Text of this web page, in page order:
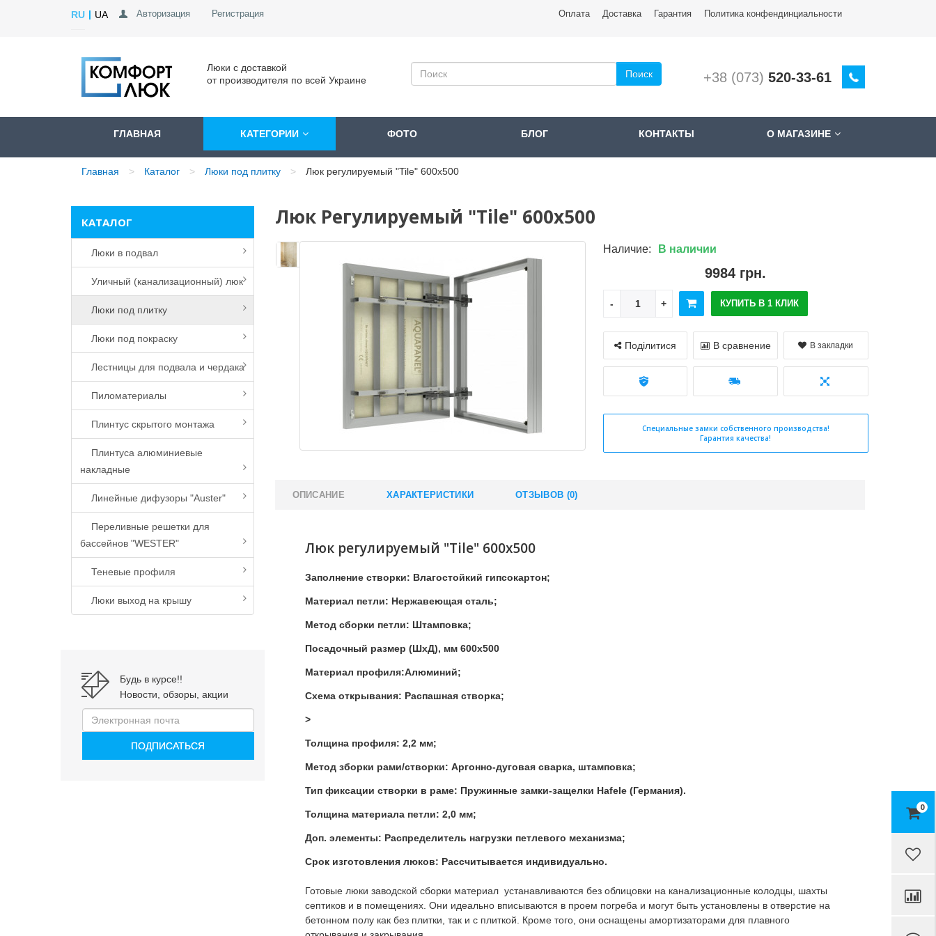
RU UA Авторизация Регистрация Оплата Доставка Гарантия Политика конфендинциальности
Люки с доставкой
от производителя по всей Украине
Поиск +38 (073) 520-33-61
ГЛАВНАЯ КАТЕГОРИИ ФОТО БЛОГ КОНТАКТЫ О МАГАЗИНЕ
0
Главная Каталог Люки под плитку Люк регулируемый "Tile" 600x500
КАТАЛОГ
Люки в подвал
Уличный (канализационный) люк
Люки под плитку
Люки под покраску
Лестницы для подвала и чердака
Пиломатериалы
Плинтус скрытого монтажа
Плинтуса алюминиевые
накладные
Линейные дифузоры "Auster"
Переливные решетки для
бассейнов "WESTER"
Теневые профиля
Люки выход на крышу
Будь в курсе!!
Новости, обзоры, акции
Люк Регулируемый "Tile" 600x500
Наличие: В наличии
9984 грн.
КУПИТЬ В 1 КЛИК
Поділитися В сравнение В закладки
Специальные замки собственного производства!
Гарантия качества!
ОПИСАНИЕ ХАРАКТЕРИСТИКИ ОТЗЫВОВ (0)
Люк регулируемый "Tile" 600x500
Заполнение створки: Влагостойкий гипсокартон;
Материал петли: Нержавеющая сталь;
Метод сборки петли: Штамповка;
Посадочный размер (ШхД), мм 600x500
Материал профиля:Алюминий;
Схема открывания: Распашная створка;
>
Толщина профиля: 2,2 мм;
Метод зборки рами/створки: Аргонно-дуговая сварка, штамповка;
Тип фиксации створки в раме: Пружинные замки-защелки Hafele (Германия).
Толщина материала петли: 2,0 мм;
Доп. элементы: Распределитель нагрузки петлевого механизма;
Срок изготовления люков: Рассчитывается индивидуально.
Готовые люки заводской сборки материал устанавливаются без облицовки на канализационные колодцы, шахты
септиков и в помещениях. Они идеально вписываются в проем погреба и могут быть установлены в отверстие на
бетонном полу как без плитки, так и с плиткой. Кроме того, они оснащены амортизаторами для плавного